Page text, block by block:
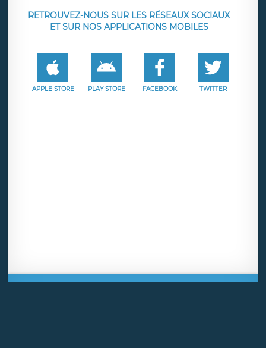
RETROUVEZ-NOUS SUR LES RÉSEAUX SOCIAUX
ET SUR NOS APPLICATIONS MOBILES
APPLE STORE PLAY STORE FACEBOOK TWITTER